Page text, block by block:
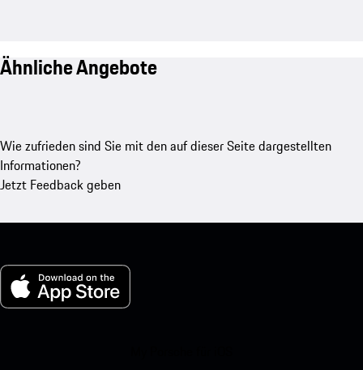
Ähnliche Angebote
Wie zufrieden sind Sie mit den auf dieser Seite dargestellten
Informationen?
Jetzt Feedback geben